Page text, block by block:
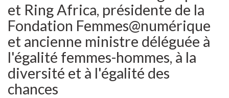
et Ring Africa, présidente de la
Fondation Femmes@numérique
et ancienne ministre déléguée à
l'égalité femmes-hommes, à la
diversité et à l'égalité des
chances